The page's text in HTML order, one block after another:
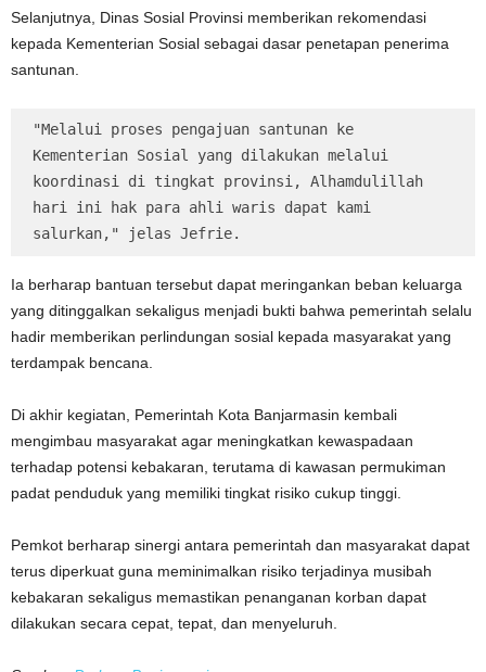
Selanjutnya, Dinas Sosial Provinsi memberikan rekomendasi
kepada Kementerian Sosial sebagai dasar penetapan penerima
santunan.
"Melalui proses pengajuan santunan ke
Kementerian Sosial yang dilakukan melalui
koordinasi di tingkat provinsi, Alhamdulillah
hari ini hak para ahli waris dapat kami
salurkan," jelas Jefrie.
Ia berharap bantuan tersebut dapat meringankan beban keluarga
yang ditinggalkan sekaligus menjadi bukti bahwa pemerintah selalu
hadir memberikan perlindungan sosial kepada masyarakat yang
terdampak bencana.
Di akhir kegiatan, Pemerintah Kota Banjarmasin kembali
mengimbau masyarakat agar meningkatkan kewaspadaan
terhadap potensi kebakaran, terutama di kawasan permukiman
padat penduduk yang memiliki tingkat risiko cukup tinggi.
Pemkot berharap sinergi antara pemerintah dan masyarakat dapat
terus diperkuat guna meminimalkan risiko terjadinya musibah
kebakaran sekaligus memastikan penanganan korban dapat
dilakukan secara cepat, tepat, dan menyeluruh.